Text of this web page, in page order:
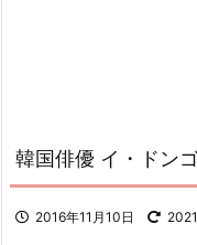
韓国俳優 イ・ドン
2016年11月10日